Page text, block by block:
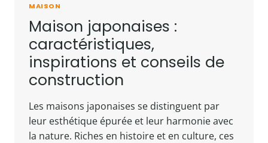
MAISON
Maison japonaises :
caractéristiques,
inspirations et conseils de
construction
Les maisons japonaises se distinguent par
leur esthétique épurée et leur harmonie avec
la nature. Riches en histoire et en culture, ces